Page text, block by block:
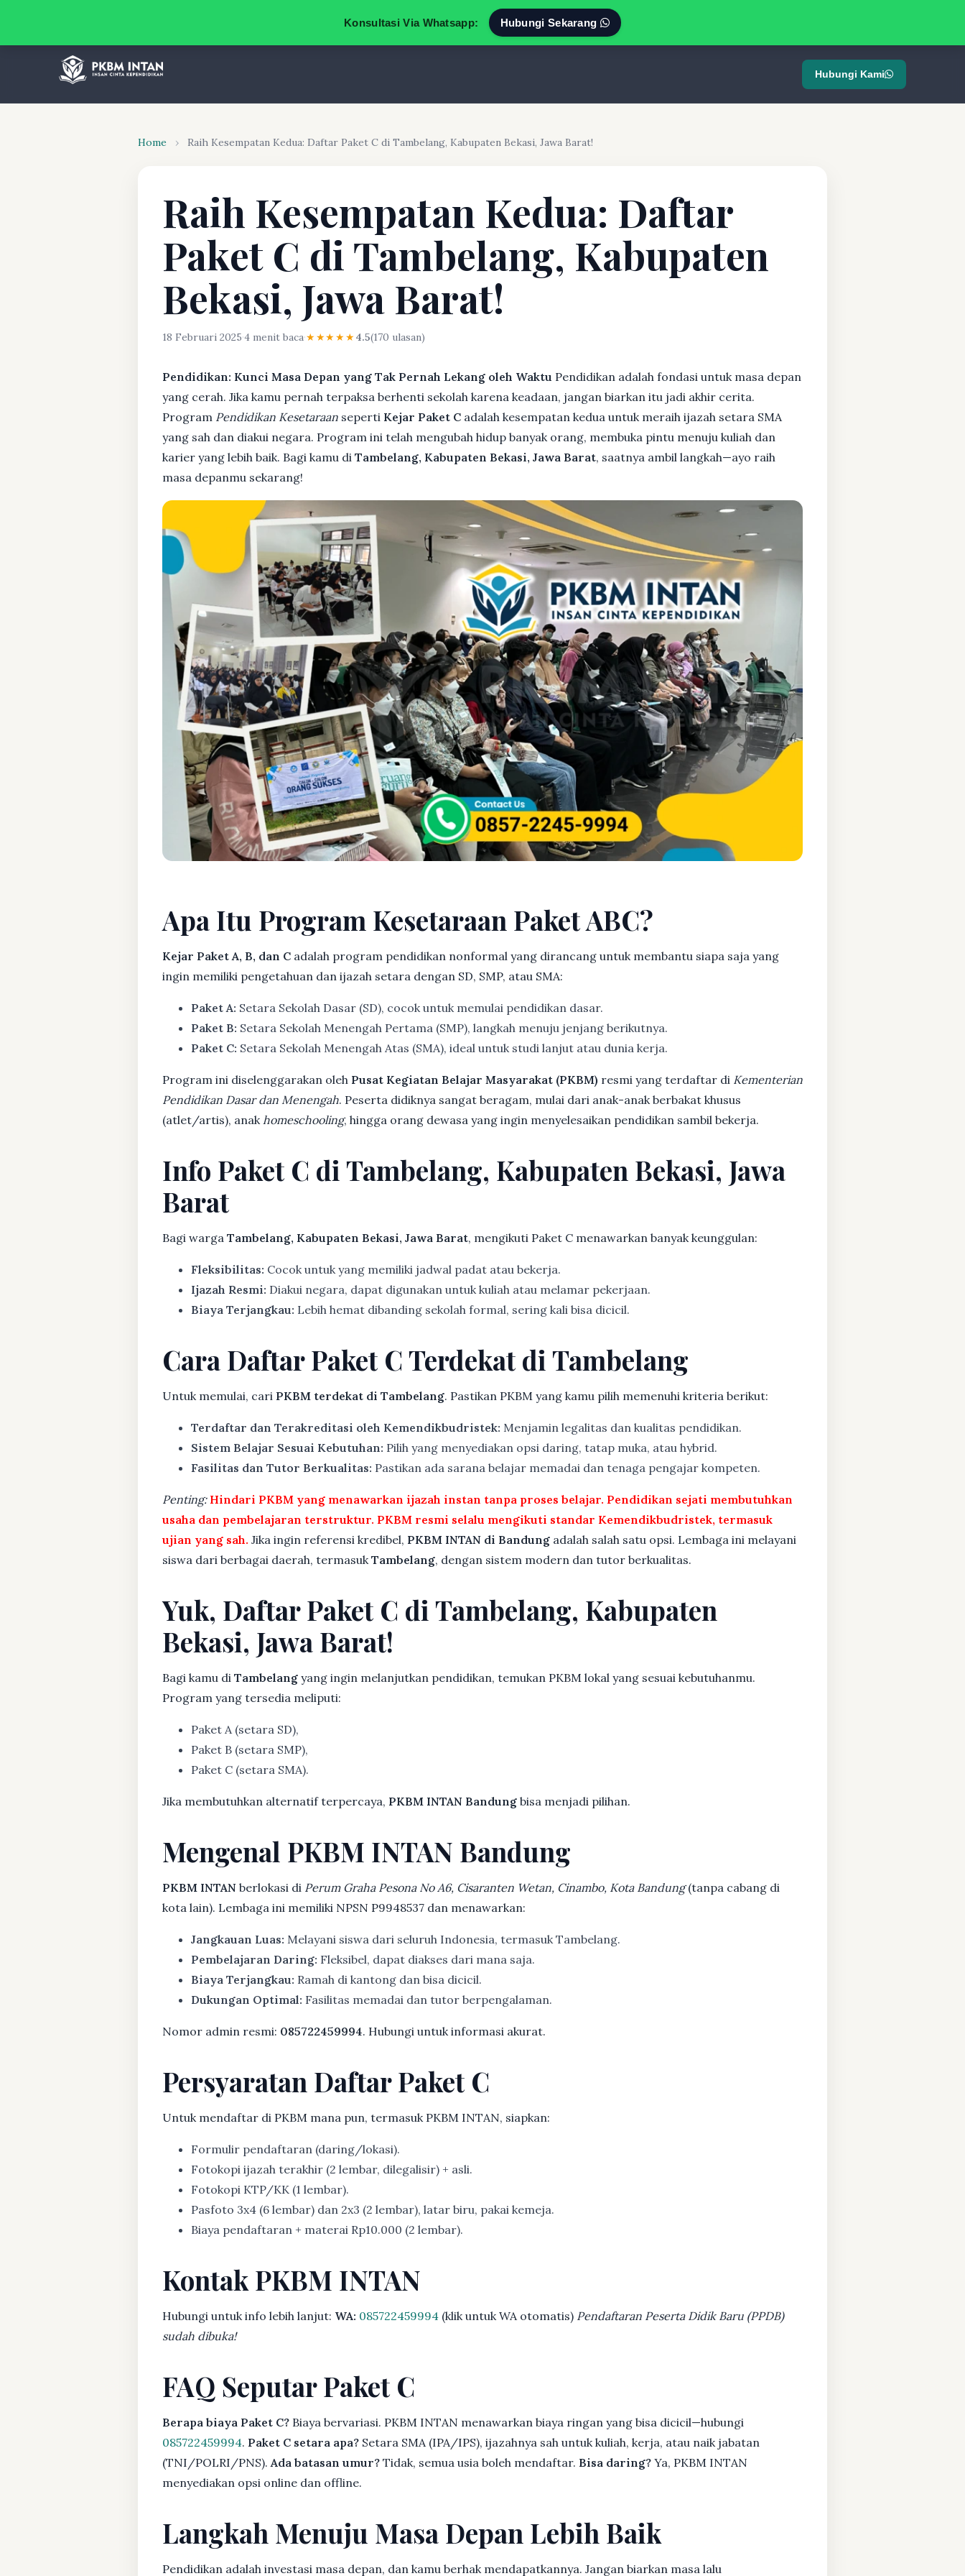
Konsultasi Via Whatsapp: Hubungi Sekarang
Hubungi Kami
Home › Raih Kesempatan Kedua: Daftar Paket C di Tambelang, Kabupaten Bekasi, Jawa Barat!
Raih Kesempatan Kedua: Daftar
Paket C di Tambelang, Kabupaten
Bekasi, Jawa Barat!
18 Februari 2025·4 menit baca·★★★★★4.5(170 ulasan)
Pendidikan: Kunci Masa Depan yang Tak Pernah Lekang oleh Waktu Pendidikan adalah fondasi untuk masa depan
yang cerah. Jika kamu pernah terpaksa berhenti sekolah karena keadaan, jangan biarkan itu jadi akhir cerita.
Program Pendidikan Kesetaraan seperti Kejar Paket C adalah kesempatan kedua untuk meraih ijazah setara SMA
yang sah dan diakui negara. Program ini telah mengubah hidup banyak orang, membuka pintu menuju kuliah dan
karier yang lebih baik. Bagi kamu di Tambelang, Kabupaten Bekasi, Jawa Barat, saatnya ambil langkah—ayo raih
masa depanmu sekarang!
Apa Itu Program Kesetaraan Paket ABC?
Kejar Paket A, B, dan C adalah program pendidikan nonformal yang dirancang untuk membantu siapa saja yang
ingin memiliki pengetahuan dan ijazah setara dengan SD, SMP, atau SMA:
Paket A: Setara Sekolah Dasar (SD), cocok untuk memulai pendidikan dasar.
Paket B: Setara Sekolah Menengah Pertama (SMP), langkah menuju jenjang berikutnya.
Paket C: Setara Sekolah Menengah Atas (SMA), ideal untuk studi lanjut atau dunia kerja.
Program ini diselenggarakan oleh Pusat Kegiatan Belajar Masyarakat (PKBM) resmi yang terdaftar di Kementerian
Pendidikan Dasar dan Menengah. Peserta didiknya sangat beragam, mulai dari anak-anak berbakat khusus
(atlet/artis), anak homeschooling, hingga orang dewasa yang ingin menyelesaikan pendidikan sambil bekerja.
Info Paket C di Tambelang, Kabupaten Bekasi, Jawa
Barat
Bagi warga Tambelang, Kabupaten Bekasi, Jawa Barat, mengikuti Paket C menawarkan banyak keunggulan:
Fleksibilitas: Cocok untuk yang memiliki jadwal padat atau bekerja.
Ijazah Resmi: Diakui negara, dapat digunakan untuk kuliah atau melamar pekerjaan.
Biaya Terjangkau: Lebih hemat dibanding sekolah formal, sering kali bisa dicicil.
Cara Daftar Paket C Terdekat di Tambelang
Untuk memulai, cari PKBM terdekat di Tambelang. Pastikan PKBM yang kamu pilih memenuhi kriteria berikut:
Terdaftar dan Terakreditasi oleh Kemendikbudristek: Menjamin legalitas dan kualitas pendidikan.
Sistem Belajar Sesuai Kebutuhan: Pilih yang menyediakan opsi daring, tatap muka, atau hybrid.
Fasilitas dan Tutor Berkualitas: Pastikan ada sarana belajar memadai dan tenaga pengajar kompeten.
Penting: Hindari PKBM yang menawarkan ijazah instan tanpa proses belajar. Pendidikan sejati membutuhkan
usaha dan pembelajaran terstruktur. PKBM resmi selalu mengikuti standar Kemendikbudristek, termasuk
ujian yang sah. Jika ingin referensi kredibel, PKBM INTAN di Bandung adalah salah satu opsi. Lembaga ini melayani
siswa dari berbagai daerah, termasuk Tambelang, dengan sistem modern dan tutor berkualitas.
Yuk, Daftar Paket C di Tambelang, Kabupaten
Bekasi, Jawa Barat!
Bagi kamu di Tambelang yang ingin melanjutkan pendidikan, temukan PKBM lokal yang sesuai kebutuhanmu.
Program yang tersedia meliputi:
Paket A (setara SD),
Paket B (setara SMP),
Paket C (setara SMA).
Jika membutuhkan alternatif terpercaya, PKBM INTAN Bandung bisa menjadi pilihan.
Mengenal PKBM INTAN Bandung
PKBM INTAN berlokasi di Perum Graha Pesona No A6, Cisaranten Wetan, Cinambo, Kota Bandung(tanpa cabang di
kota lain). Lembaga ini memiliki NPSN P9948537 dan menawarkan:
Jangkauan Luas: Melayani siswa dari seluruh Indonesia, termasuk Tambelang.
Pembelajaran Daring: Fleksibel, dapat diakses dari mana saja.
Biaya Terjangkau: Ramah di kantong dan bisa dicicil.
Dukungan Optimal: Fasilitas memadai dan tutor berpengalaman.
Nomor admin resmi: 085722459994. Hubungi untuk informasi akurat.
Persyaratan Daftar Paket C
Untuk mendaftar di PKBM mana pun, termasuk PKBM INTAN, siapkan:
Formulir pendaftaran (daring/lokasi).
Fotokopi ijazah terakhir (2 lembar, dilegalisir) + asli.
Fotokopi KTP/KK (1 lembar).
Pasfoto 3x4 (6 lembar) dan 2x3 (2 lembar), latar biru, pakai kemeja.
Biaya pendaftaran + materai Rp10.000 (2 lembar).
Kontak PKBM INTAN
Hubungi untuk info lebih lanjut: WA: 085722459994 (klik untuk WA otomatis) Pendaftaran Peserta Didik Baru (PPDB)
sudah dibuka!
FAQ Seputar Paket C
Berapa biaya Paket C? Biaya bervariasi. PKBM INTAN menawarkan biaya ringan yang bisa dicicil—hubungi
085722459994. Paket C setara apa? Setara SMA (IPA/IPS), ijazahnya sah untuk kuliah, kerja, atau naik jabatan
(TNI/POLRI/PNS). Ada batasan umur? Tidak, semua usia boleh mendaftar. Bisa daring? Ya, PKBM INTAN
menyediakan opsi online dan offline.
Langkah Menuju Masa Depan Lebih Baik
Pendidikan adalah investasi masa depan, dan kamu berhak mendapatkannya. Jangan biarkan masa lalu